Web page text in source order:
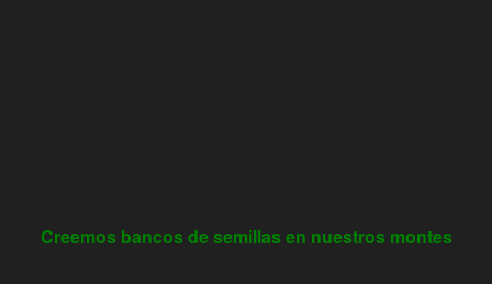
Creemos bancos de semillas en nuestros montes